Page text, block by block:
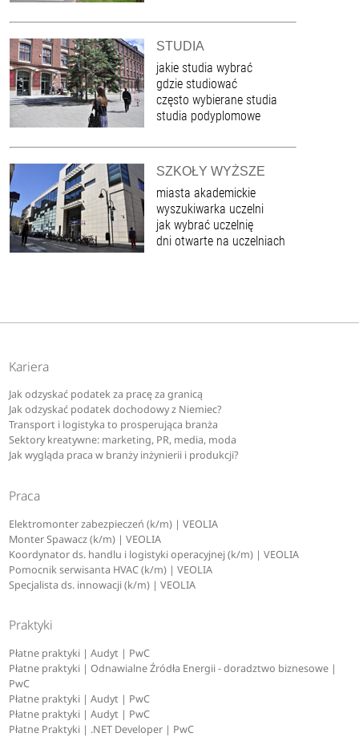
STUDIA
jakie studia wybrać
gdzie studiować
często wybierane studia
studia podyplomowe
SZKOŁY WYŻSZE
miasta akademickie
wyszukiwarka uczelni
jak wybrać uczelnię
dni otwarte na uczelniach
Kariera
Jak odzyskać podatek za pracę za granicą
Jak odzyskać podatek dochodowy z Niemiec?
Transport i logistyka to prosperująca branża
Sektory kreatywne: marketing, PR, media, moda
Jak wygląda praca w branży inżynierii i produkcji?
Praca
Elektromonter zabezpieczeń (k/m) | VEOLIA
Monter Spawacz (k/m) | VEOLIA
Koordynator ds. handlu i logistyki operacyjnej (k/m) | VEOLIA
Pomocnik serwisanta HVAC (k/m) | VEOLIA
Specjalista ds. innowacji (k/m) | VEOLIA
Praktyki
Płatne praktyki | Audyt | PwC
Płatne praktyki | Odnawialne Źródła Energii - doradztwo biznesowe |
PwC
Płatne praktyki | Audyt | PwC
Płatne praktyki | Audyt | PwC
Płatne Praktyki | .NET Developer | PwC